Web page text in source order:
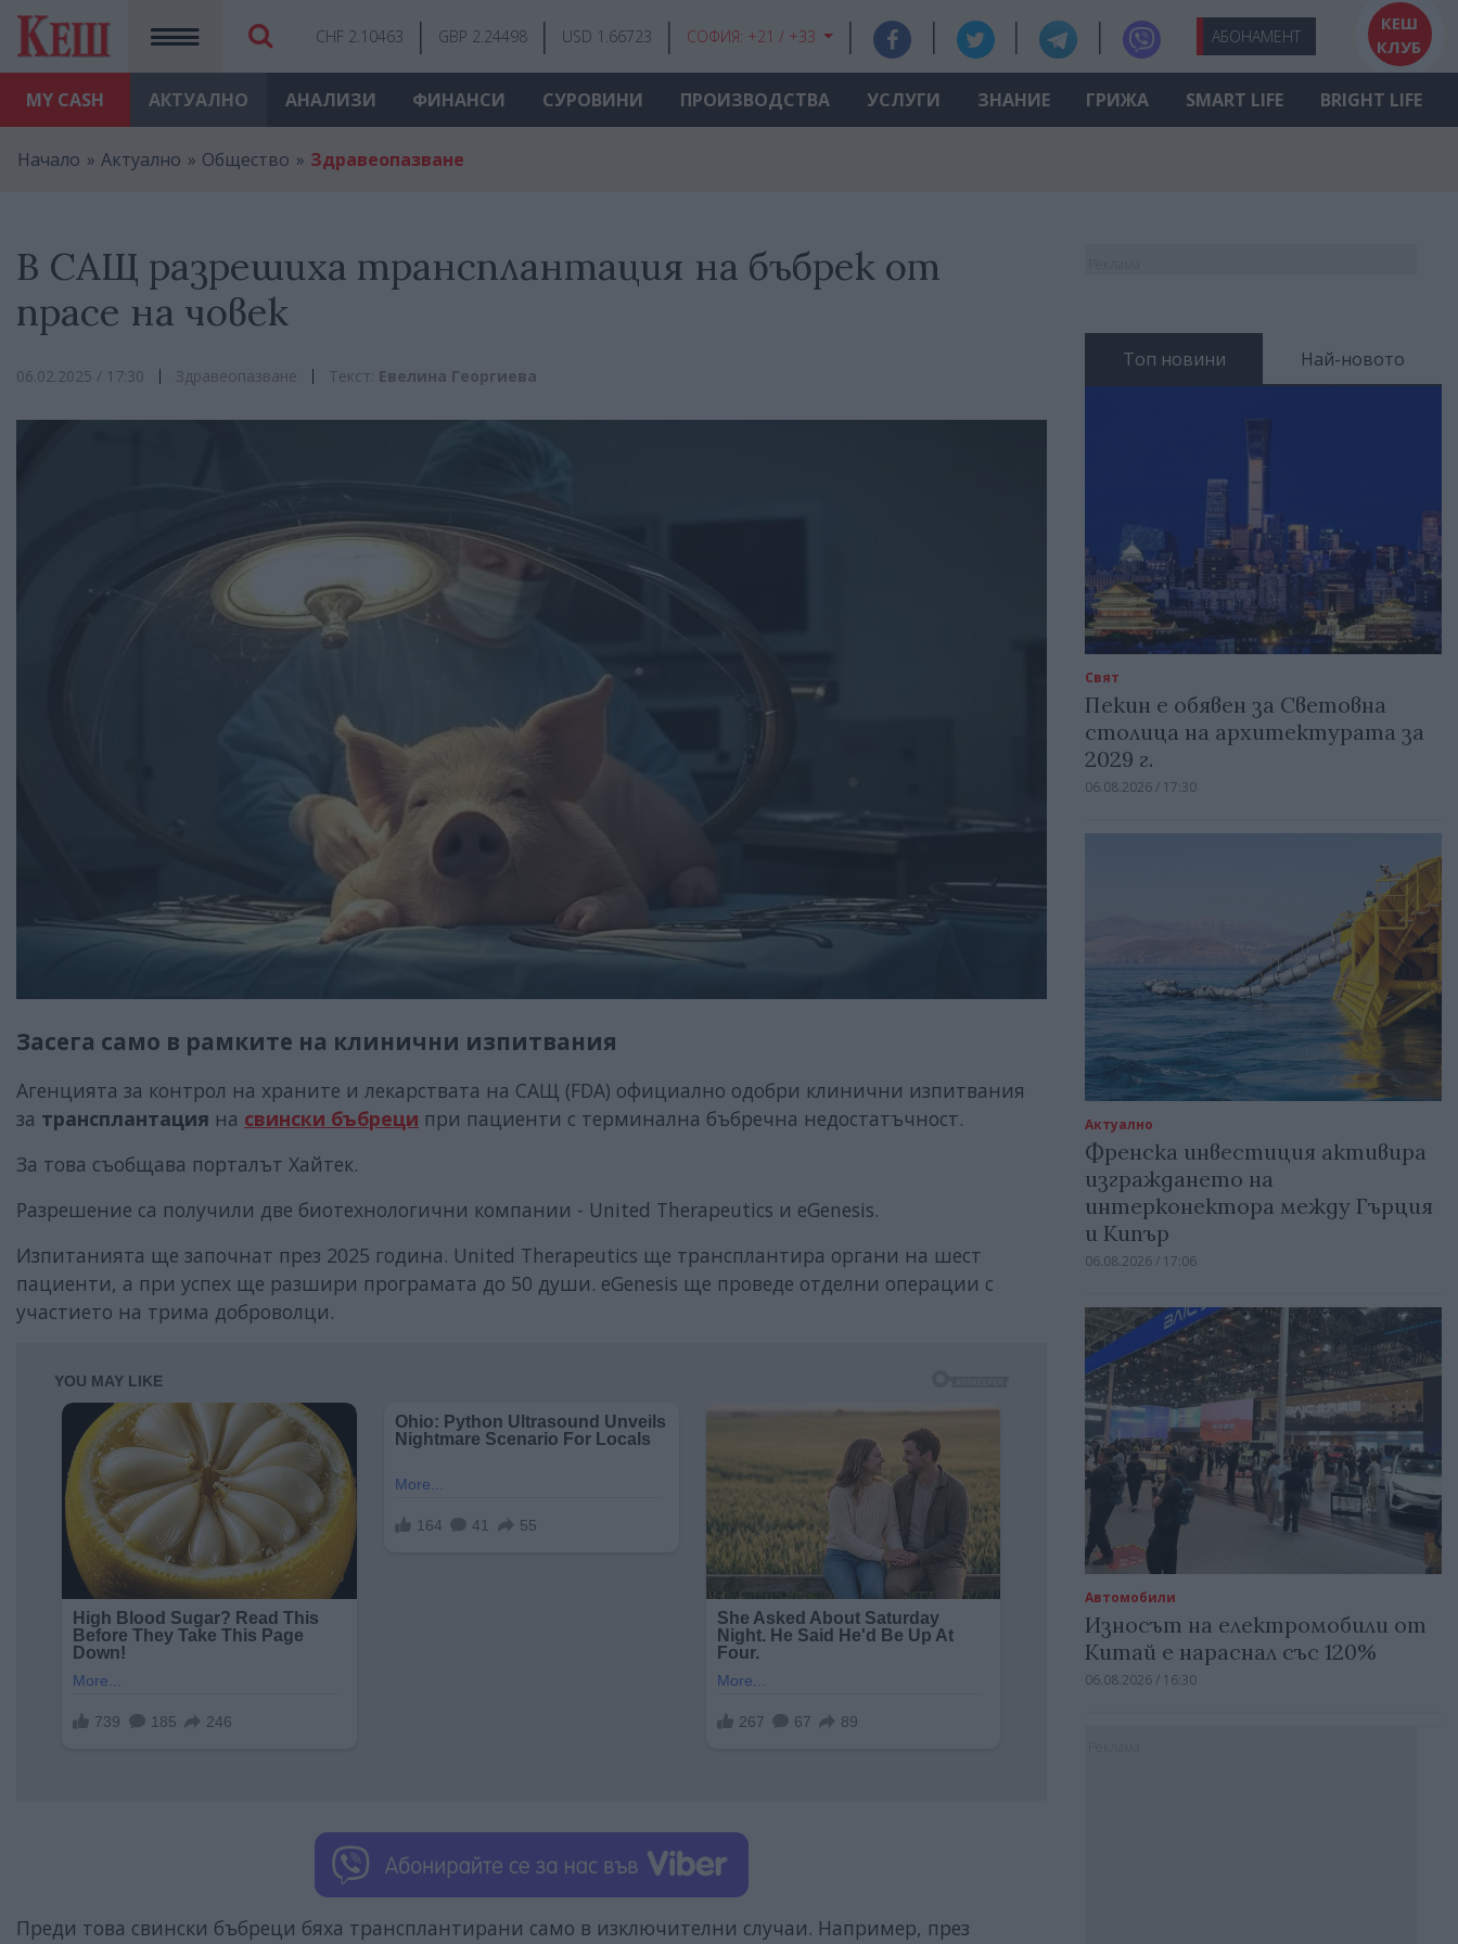
MY CASH
CHF 2.10463 GBP 2.24498 USD 1.66723 СОФИЯ: +21 / +33 АБОНАМЕНТ
КЕШ
КЛУБ
АКТУАЛНО АНАЛИЗИ ФИНАНСИ СУРОВИНИ ПРОИЗВОДСТВА УСЛУГИ ЗНАНИЕ ГРИЖА SMART LIFE BRIGHT LIFE
Начало Актуално Общество Здравеопазване
В САЩ разрешиха трансплантация на бъбрек от
прасе на човек
06.02.2025 / 17:30 Здравеопазване Текст: Евелина Георгиева
Засега само в рамките на клинични изпитвания
Агенцията за контрол на храните и лекарствата на САЩ (FDA) официално одобри клинични изпитвания
за трансплантация на свински бъбреци при пациенти с терминална бъбречна недостатъчност.
За това съобщава порталът Хайтек.
Разрешение са получили две биотехнологични компании - United Therapeutics и eGenesis.
Изпитанията ще започнат през 2025 година. United Therapeutics ще трансплантира органи на шест
пациенти, а при успех ще разшири програмата до 50 души. eGenesis ще проведе отделни операции с
участието на трима доброволци.
Преди това свински бъбреци бяха трансплантирани само в изключителни случаи. Например, през
Топ новини Най-новото
Свят
Пекин е обявен за Световна
столица на архитектурата за
2029 г.
06.08.2026 / 17:30
Актуално
Френска инвестиция активира
изграждането на
интерконектора между Гърция
и Кипър
06.08.2026 / 17:06
Автомобили
Износът на електромобили от
Китай е нараснал със 120%
06.08.2026 / 16:30